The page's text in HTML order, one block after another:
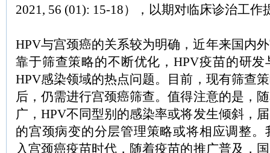
2021, 56 (01): 15-18），以期对临床诊治工作
HPV与宫颈癌的关系较为明确，近年来国内
靠于筛查策略的不断优化，HPV疫苗的研
HPV感染领域的热点问题。目前，现有筛查
后，仍需进行宫颈癌筛查。值得注意的是，
广，HPV不同型别的感染率或将发生倾斜，
的宫颈病变的分层管理策略或将相应调整。
入宫颈癌疫苗时代，随着疫苗的推广普及，